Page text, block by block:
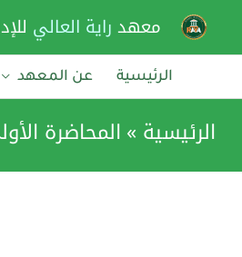
المحتوى
معهد راية العالي
الرئيسية عن المعهد
الرئيسية المحاضرة